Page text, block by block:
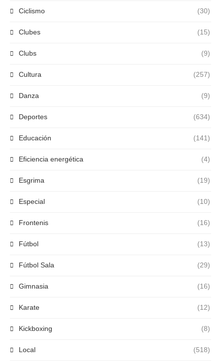
Ciclismo (30)
Clubes (15)
Clubs (9)
Cultura (257)
Danza (9)
Deportes (634)
Educación (141)
Eficiencia energética (4)
Esgrima (19)
Especial (10)
Frontenis (16)
Fútbol (13)
Fútbol Sala (29)
Gimnasia (16)
Karate (12)
Kickboxing (8)
Local (518)